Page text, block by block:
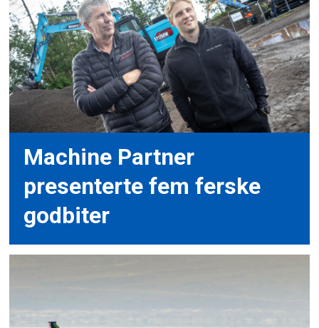
Machine Partner
presenterte fem ferske
godbiter